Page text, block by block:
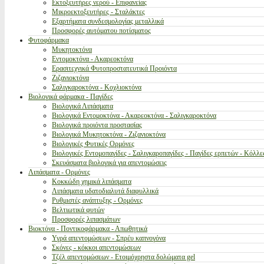
Εκτοξευτήρες νερού - Επιφανείας
Μικροεκτοξευτήρες - Σταλάκτες
Εξαρτήματα συνδεσμολογίας μεταλλικά
Προσφορές αυτόματου ποτίσματος
Φυτοφάρμακα
Μυκητοκτόνα
Εντομοκτόνα - Ακαρεοκτόνα
Ερασιτεχνικά Φυτοπροστατευτικά Προιόντα
Ζιζανιοκτόνα
Σαλιγκαροκτόνα - Κοχλιοκτόνα
Βιολογικά φάρμακα - Παγίδες
Βιολογικά Λιπάσματα
Βιολογικά Εντομοκτόνα - Ακαρεοκτόνα - Σαλιγκαροκτόνα
Βιολογικά προιόντα προστασίας
Βιολογικά Μυκητοκτόνα - Ζιζανιοκτόνα
Βιολογικές Φυτικές Ορμόνες
Βιολογικές Εντομοπαγίδες - Σαλιγκαροπαγίδες - Παγίδες ερπετών -
Σκευάσματα βιολογικά για απεντομώσεις
Λιπάσματα - Ορμόνες
Κοκκώδη χημικά λιπάσματα
Λιπάσματα υδατοδιαλυτά διαφυλλικά
Ρυθμιστές ανάπτυξης - Ορμόνες
Βελτιωτικά φυτών
Προσφορές λιπασμάτων
Βιοκτόνα - Ποντικοφάρμακα - Απωθητικά
Υγρά απεντομώσεων - Σπρέυ καπνογόνα
Σκόνες - κόκκοι απεντομώσεων
Τζέλ απεντομώσεων - Ετοιμόχρηστα δολώματα gel